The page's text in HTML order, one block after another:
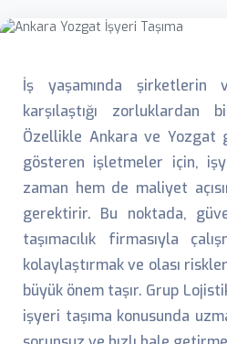
İş yaşamında
karşılaştığı zorluklardan
Özellikle Ankara ve
gösteren işletmeler için,
zaman hem de maliyet
gerektirir. Bu noktada,
taşımacılık firmasıyla
kolaylaştırmak ve olası
büyük önem taşır. Grup
işyeri taşıma konusunda